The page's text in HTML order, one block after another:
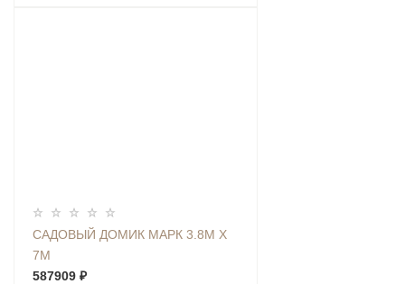
САДОВЫЙ ДОМИК МАРК 3.8М Х
7М
587909 ₽